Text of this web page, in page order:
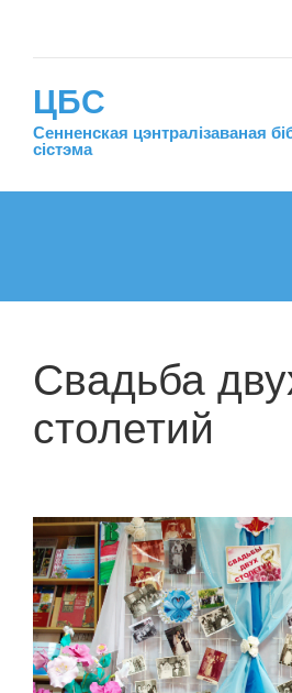
ЦБС
Сенненская цэнтралiзаваная
сiстэма
Свадьба
столетий